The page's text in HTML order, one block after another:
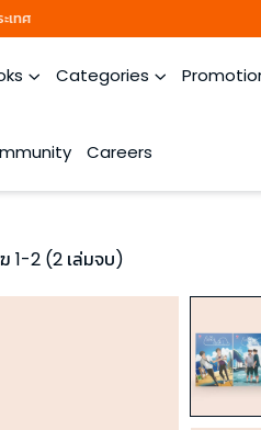
เทศ
Categories
Careers
1-2 (2 เล่มจบ)